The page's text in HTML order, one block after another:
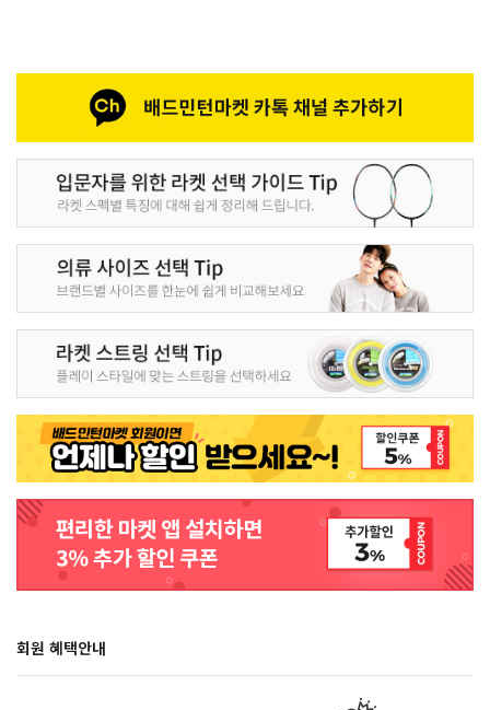
회원 혜택안내